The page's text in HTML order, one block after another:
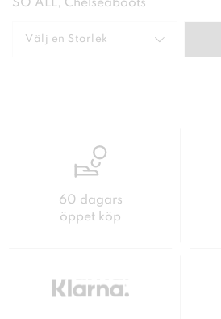
SO ALL, Chelseaboots
Välj en Storlek
60 dagars
öppet köp